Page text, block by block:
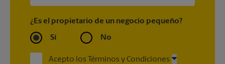
¿Es el propietario de un negocio pequeño?
Sí No
Acepto los Términos y Condiciones